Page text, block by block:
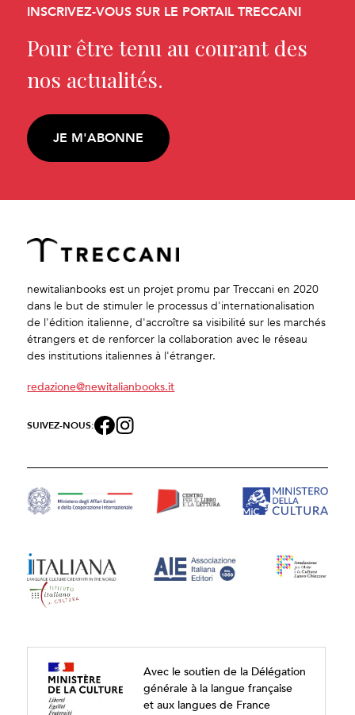
INSCRIVEZ-VOUS SUR LE PORTAIL TRECCANI
Pour être tenu au courant des
nos actualités.
JE M'ABONNE
newitalianbooks est un projet promu par Treccani en 2020
dans le but de stimuler le processus d'internationalisation
de l'édition italienne, d'accroître sa visibilité sur les marchés
étrangers et de renforcer la collaboration avec le réseau
des institutions italiennes à l'étranger.
redazione@newitalianbooks.it
SUIVEZ-NOUS:
Avec le soutien de la Délégation
générale à la langue française
et aux langues de France